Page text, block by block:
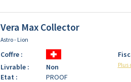
Vera Max Collector
Astro - Lion
Coffre :
Livrable :
Non
Etat :
PROOF
Plus